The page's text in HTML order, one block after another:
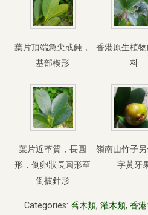
葉片頂端急尖或鈍，
基部楔形
香港原生植
科
葉片近革質，長圓
形，倒卵狀長圓形至
倒披針形
嶺南山竹子
字黃牙
Categories: 喬木類, 灌木類, 香